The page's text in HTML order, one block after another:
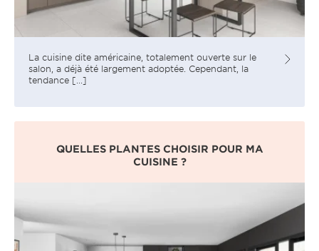
La cuisine dite américaine, totalement ouverte sur le
salon, a déjà été largement adoptée. Cependant, la
tendance [...]
QUELLES PLANTES CHOISIR POUR MA
CUISINE ?